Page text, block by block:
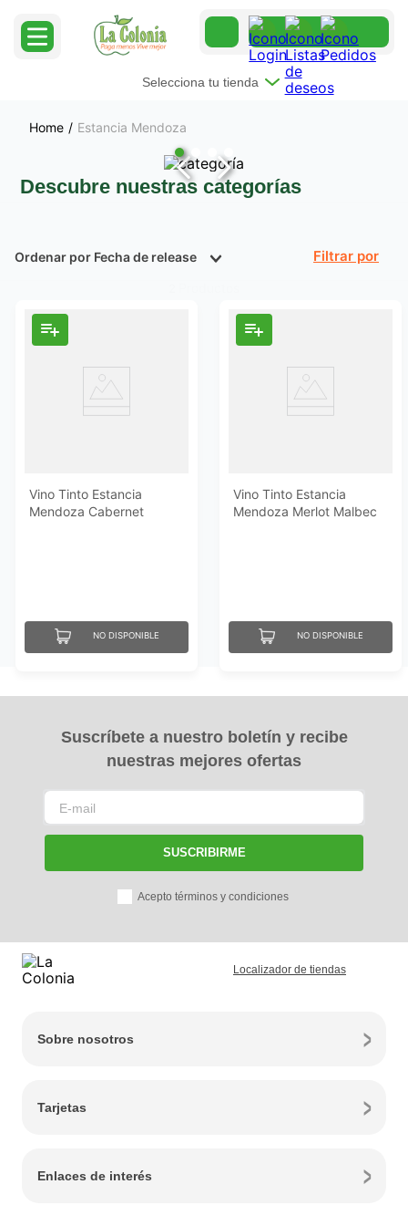
Selecciona tu tienda
Estancia Mendoza
Descubre nuestras categorías
Ordenar por Fecha de release
Vino Tinto Estancia
Mendoza Cabernet
NO DISPONIBLE
Vino Tinto Estancia
Mendoza Merlot Malbec
NO DISPONIBLE
Suscríbete a nuestro boletín y recibe
nuestras mejores ofertas
SUSCRIBIRME
Acepto términos y condiciones
Localizador de tiendas
Sobre nosotros
Tarjetas
Enlaces de interés